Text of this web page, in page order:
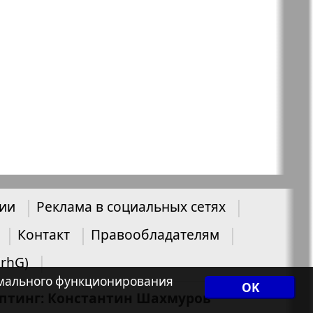
Флирт
и
Экспресс газета
Реклама в социальных сетях
Контакт
Правообладателям
Константин Шахмуров
OK
функционирования